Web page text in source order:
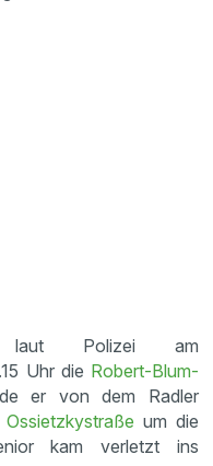
laut Polizei am
Uhr die Robert-Blum-
er von dem Radler
Ossietzkystraße um die
kam verletzt ins